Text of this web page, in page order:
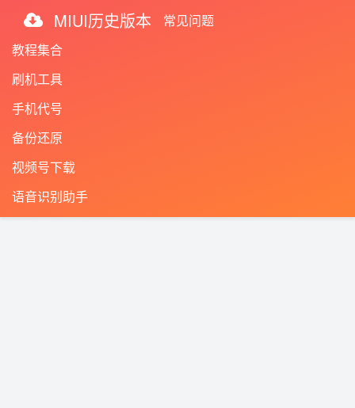
MIUI历史版本
常见问题
教程集合
刷机工具
手机代号
备份还原
视频号下载
语音识别助手